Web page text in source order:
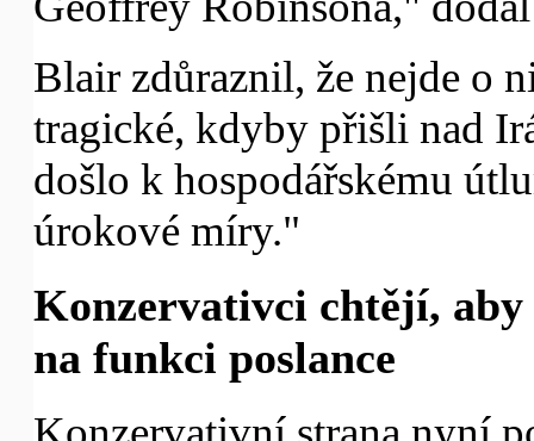
Blair zdůraznil, že nejde o
tragické, kdyby přišli nad
došlo k hospodářskému
úrokové míry."
Konzervativci chtějí,
na funkci poslance